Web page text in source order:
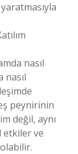
nasıl
nasıl
peynirinin
değil, aynı
etkiler ve